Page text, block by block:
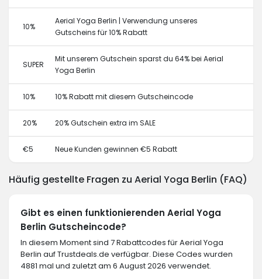
10%
Aerial Yoga Berlin | Verwendung unseres
Gutscheins für 10% Rabatt
SUPER
Mit unserem Gutschein sparst du 64% bei Aerial
Yoga Berlin
10% 10% Rabatt mit diesem Gutscheincode
20% 20% Gutschein extra im SALE
€5 Neue Kunden gewinnen €5 Rabatt
Häufig gestellte Fragen zu Aerial Yoga Berlin (FAQ)
Gibt es einen funktionierenden Aerial Yoga
Berlin Gutscheincode?
In diesem Moment sind 7 Rabattcodes für Aerial Yoga
Berlin auf Trustdeals.de verfügbar. Diese Codes wurden
4881 mal und zuletzt am 6 August 2026 verwendet.